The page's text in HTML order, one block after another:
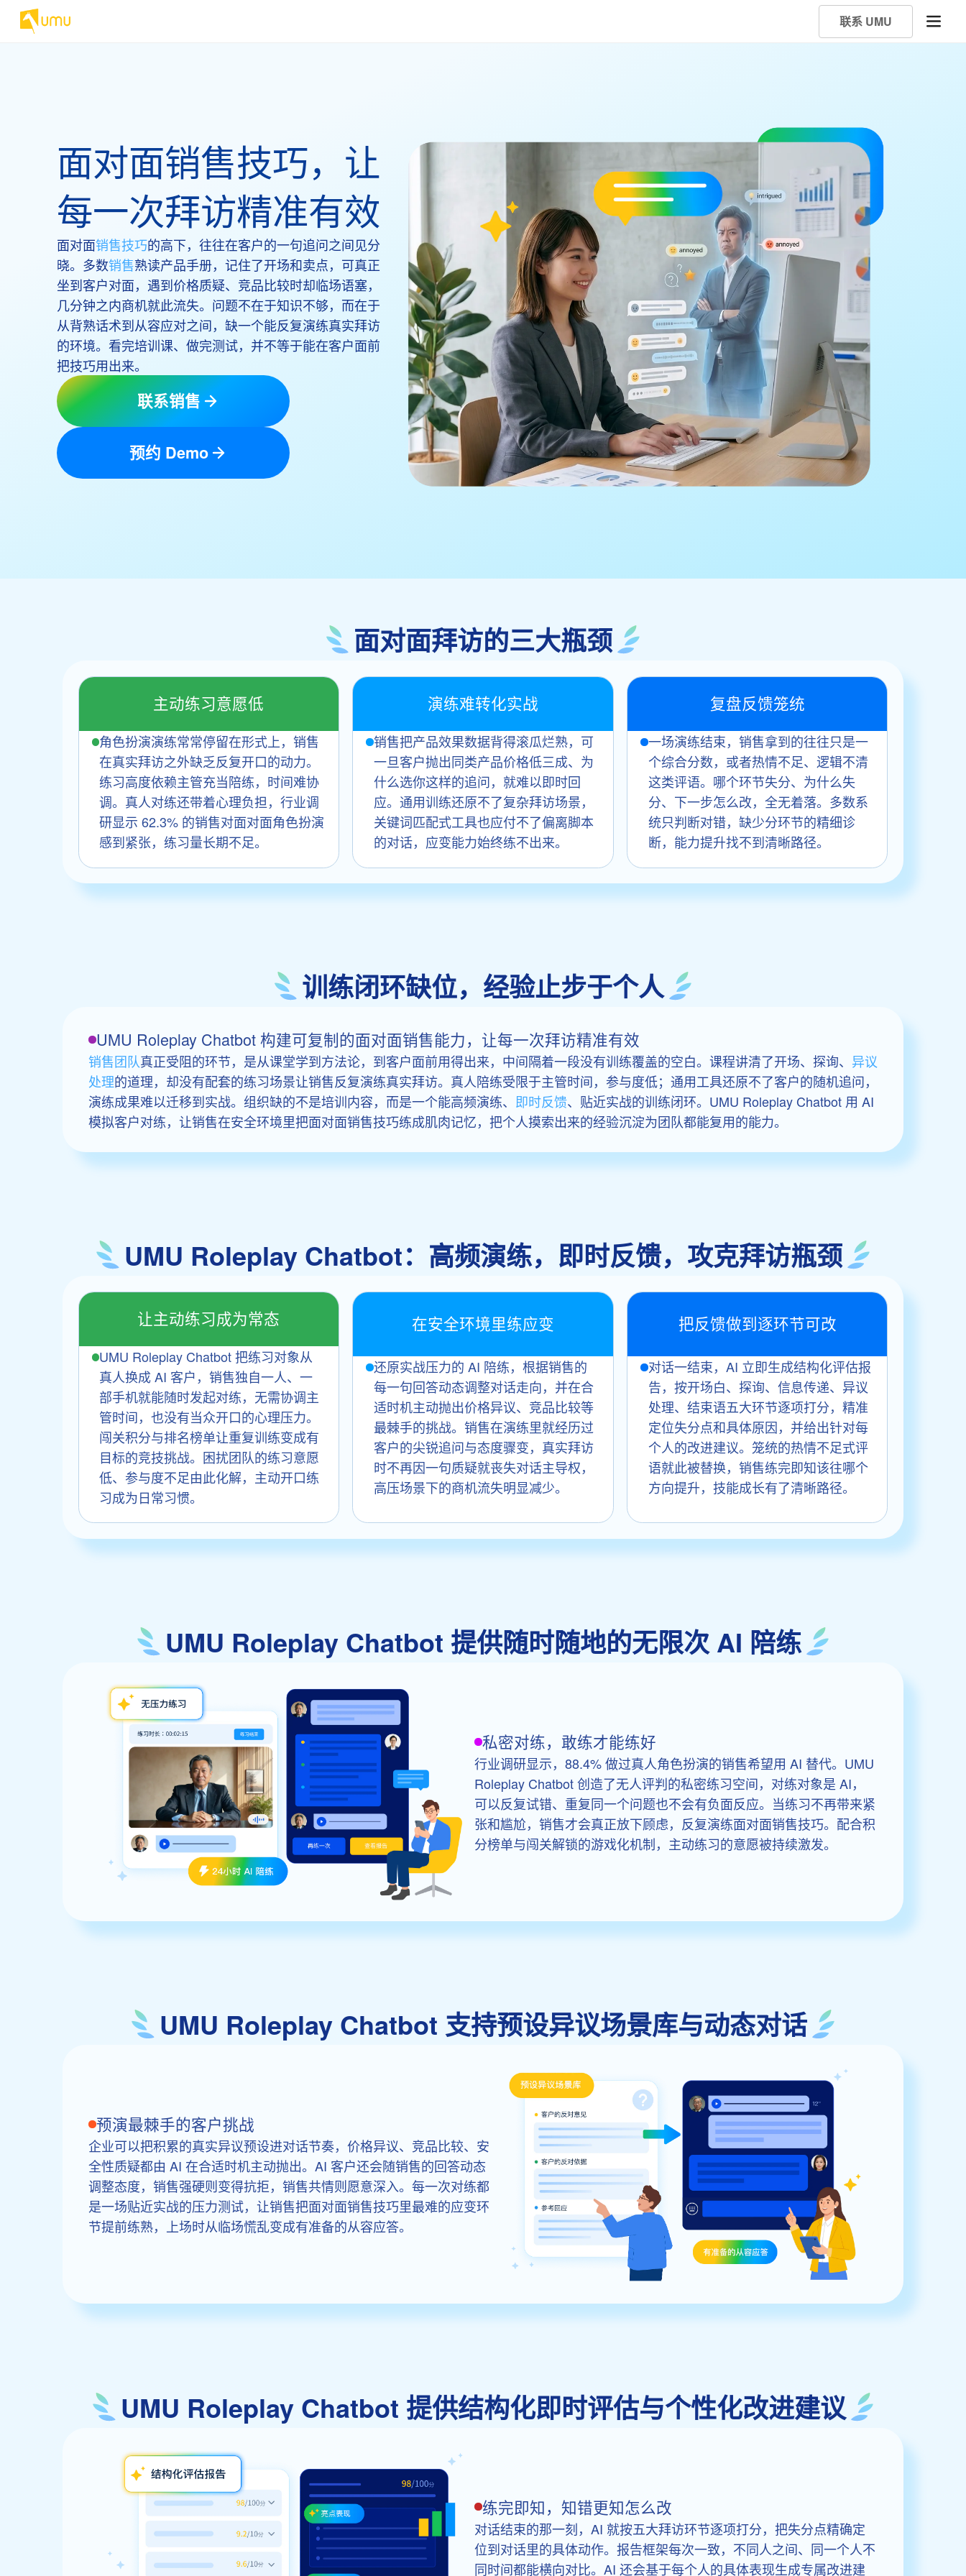
联系 UMU
面对面销售技巧，让
每一次拜访精准有效
面对面销售技巧的高下，往往在客户的一句追问之间见分
晓。多数销售熟读产品手册，记住了开场和卖点，可真正
坐到客户对面，遇到价格质疑、竞品比较时却临场语塞，
几分钟之内商机就此流失。问题不在于知识不够，而在于
从背熟话术到从容应对之间，缺一个能反复演练真实拜访
的环境。看完培训课、做完测试，并不等于能在客户面前
把技巧用出来。
联系销售
预约 Demo
面对面拜访的三大瓶颈
主动练习意愿低
角色扮演演练常常停留在形式上，销售
在真实拜访之外缺乏反复开口的动力。
练习高度依赖主管充当陪练，时间难协
调。真人对练还带着心理负担，行业调
研显示 62.3% 的销售对面对面角色扮演
感到紧张，练习量长期不足。
演练难转化实战
销售把产品效果数据背得滚瓜烂熟，可
一旦客户抛出同类产品价格低三成、为
什么选你这样的追问，就难以即时回
应。通用训练还原不了复杂拜访场景，
关键词匹配式工具也应付不了偏离脚本
的对话，应变能力始终练不出来。
复盘反馈笼统
一场演练结束，销售拿到的往往只是一
个综合分数，或者热情不足、逻辑不清
这类评语。哪个环节失分、为什么失
分、下一步怎么改，全无着落。多数系
统只判断对错，缺少分环节的精细诊
断，能力提升找不到清晰路径。
训练闭环缺位，经验止步于个人
UMU Roleplay Chatbot 构建可复制的面对面销售能力，让每一次拜访精准有效
销售团队真正受阻的环节，是从课堂学到方法论，到客户面前用得出来，中间隔着一段没有训练覆盖的空白。课程讲清了开场、探询、 异议
处理的道理，却没有配套的练习场景让销售反复演练真实拜访。真人陪练受限于主管时间，参与度低；通用工具还原不了客户的随机追问，
演练成果难以迁移到实战。组织缺的不是培训内容，而是一个能高频演练、 即时反馈、贴近实战的训练闭环。UMU Roleplay Chatbot 用 AI
模拟客户对练，让销售在安全环境里把面对面销售技巧练成肌肉记忆，把个人摸索出来的经验沉淀为团队都能复用的能力。
UMU Roleplay Chatbot：高频演练，即时反馈，攻克拜访瓶颈
让主动练习成为常态
UMU Roleplay Chatbot 把练习对象从
真人换成 AI 客户，销售独自一人、一
部手机就能随时发起对练，无需协调主
管时间，也没有当众开口的心理压力。
闯关积分与排名榜单让重复训练变成有
目标的竞技挑战。困扰团队的练习意愿
低、参与度不足由此化解，主动开口练
习成为日常习惯。
在安全环境里练应变
还原实战压力的 AI 陪练，根据销售的
每一句回答动态调整对话走向，并在合
适时机主动抛出价格异议、竞品比较等
最棘手的挑战。销售在演练里就经历过
客户的尖锐追问与态度骤变，真实拜访
时不再因一句质疑就丧失对话主导权，
高压场景下的商机流失明显减少。
把反馈做到逐环节可改
对话一结束，AI 立即生成结构化评估报
告，按开场白、探询、信息传递、异议
处理、结束语五大环节逐项打分，精准
定位失分点和具体原因，并给出针对每
个人的改进建议。笼统的热情不足式评
语就此被替换，销售练完即知该往哪个
方向提升，技能成长有了清晰路径。
UMU Roleplay Chatbot 提供随时随地的无限次 AI 陪练
私密对练，敢练才能练好
行业调研显示，88.4% 做过真人角色扮演的销售希望用 AI 替代。UMU
Roleplay Chatbot 创造了无人评判的私密练习空间，对练对象是 AI，
可以反复试错、重复同一个问题也不会有负面反应。当练习不再带来紧
张和尴尬，销售才会真正放下顾虑，反复演练面对面销售技巧。配合积
分榜单与闯关解锁的游戏化机制，主动练习的意愿被持续激发。
UMU Roleplay Chatbot 支持预设异议场景库与动态对话
预演最棘手的客户挑战
企业可以把积累的真实异议预设进对话节奏，价格异议、竞品比较、安
全性质疑都由 AI 在合适时机主动抛出。AI 客户还会随销售的回答动态
调整态度，销售强硬则变得抗拒，销售共情则愿意深入。每一次对练都
是一场贴近实战的压力测试，让销售把面对面销售技巧里最难的应变环
节提前练熟，上场时从临场慌乱变成有准备的从容应答。
UMU Roleplay Chatbot 提供结构化即时评估与个性化改进建议
练完即知，知错更知怎么改
对话结束的那一刻，AI 就按五大拜访环节逐项打分，把失分点精确定
位到对话里的具体动作。报告框架每次一致，不同人之间、同一个人不
同时间都能横向对比。AI 还会基于每个人的具体表现生成专属改进建